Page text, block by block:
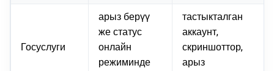
Госуслуги
арыз берүү
же статус
онлайн
режиминде
тастыкталган
аккаунт,
скриншоттор,
арыз